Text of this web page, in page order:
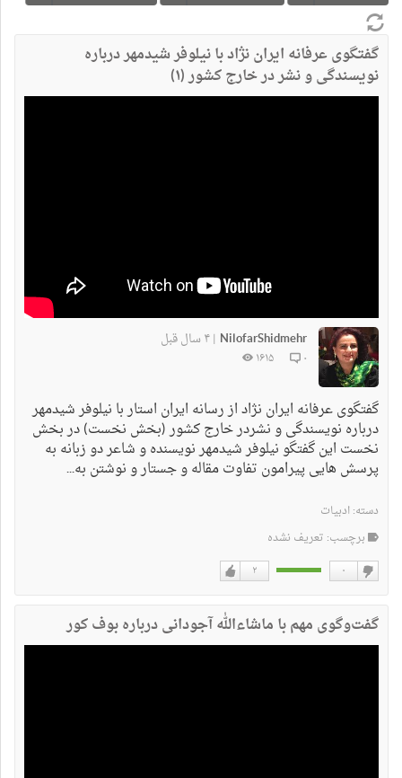
گفتگوی عرفانه ایران نژاد با نیلوفر شیدمهر درباره
نویسندگی و نشر در خارج کشور (۱)
NilofarShidmehr
|۴ سال قبل
۰ ۱۶۱۵
گفتگوی عرفانه ایران نژاد از رسانه ایران استار با نیلوفر شیدمهر
درباره نویسندگی و نشردر خارج کشور (بخش نخست) در بخش
نخست این گفتگو نیلوفر شیدمهر نویسنده و شاعر دو زبانه به
پرسش هایی پیرامون تفاوت مقاله و جستار و نوشتن به...
دسته:ادبیات
برچسب: تعریف نشده
دارم
۲ ۰
گفت‌وگوی مهم با ماشاءالله آجودانی درباره بوف کور